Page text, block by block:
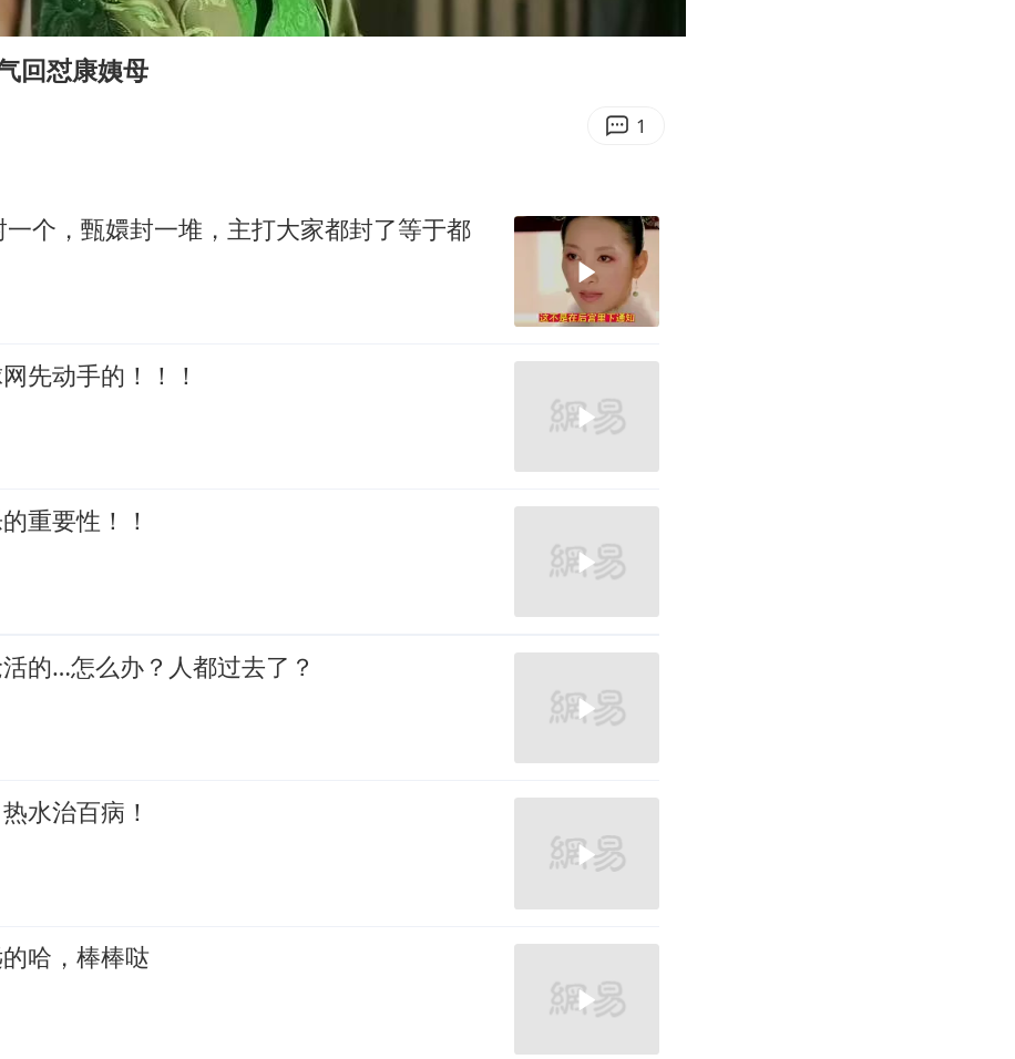
“空调24小时开着更省电”不实
男子杀人后逃进深山21年活得像野人
985博士后被曝在妻子孕期出轨后续
回怼康姨母
1
一个，甄嬛封一堆，主打大家都封了等于都
先动手的！！！
重要性！！
的…怎么办？人都过去了？
水治百病！
哈，棒棒哒